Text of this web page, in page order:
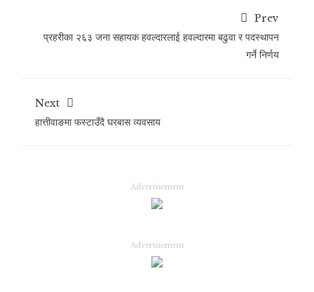
Prev
प्रहरीका २६३ जना सहायक हवल्दारलाई हवल्दारमा बढुवा र पदस्थापन
गर्ने निर्णय
Next
हात्तीवाङमा फस्टाउँदै घरबास व्यवसाय
Advertisement
Advertisement